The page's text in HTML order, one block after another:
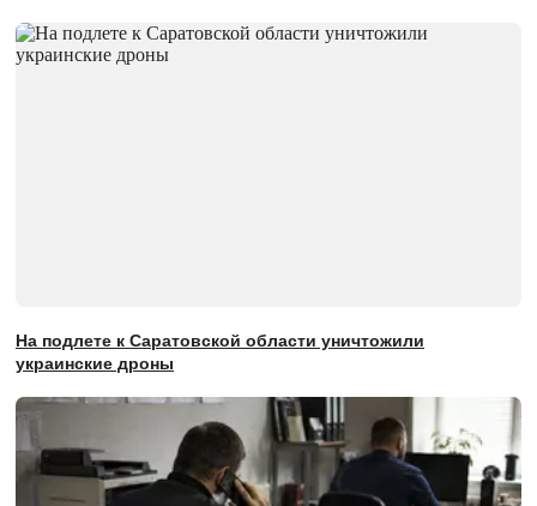
На подлете к Саратовской области уничтожили
украинские дроны